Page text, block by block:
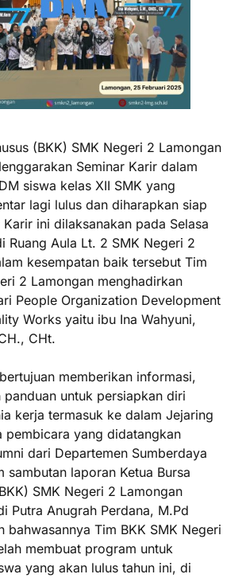
(BKK) SMK Negeri 2 Lamongan
Seminar Karir dalam
siswa kelas XII SMK yang
lagi lulus dan diharapkan siap
ini dilaksanakan pada Selasa
Ruang Aula Lt. 2 SMK Negeri 2
kesempatan baik tersebut Tim
2 Lamongan menghadirkan
People Organization Development
Works yaitu ibu Ina Wahyuni,
CHt.
memberikan informasi,
panduan untuk persiapkan diri
kerja termasuk ke dalam Jejaring
pembicara yang didatangkan
dari Departemen Sumberdaya
sambutan laporan Ketua Bursa
SMK Negeri 2 Lamongan
Putra Anugrah Perdana, M.Pd
bahwasannya Tim BKK SMK Negeri
membuat program untuk
yang akan lulus tahun ini, di